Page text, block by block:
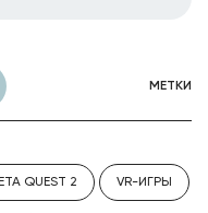
МЕТКИ
QUEST 2 VR-ИГРЫ